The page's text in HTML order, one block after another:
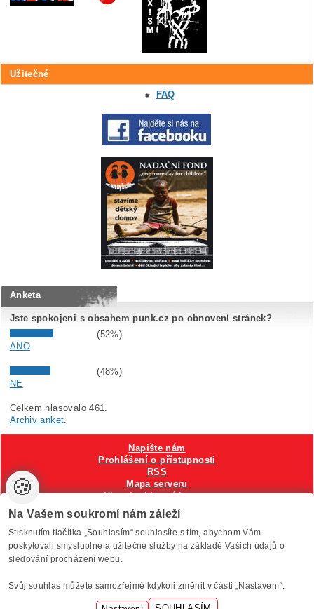
Užitečné
FAQ
Anketa
Jste spokojeni s obsahem punk.cz po obnovení stránek?
(52%)
ANO
(48%)
NE
Celkem hlasovalo 461.
Archiv anket.
VytvořiloAnawe , provozuje Anawe a Špína
Napište nám
Prohlášení o přístupnosti
RSS
Mapa serveru
Hlavni reklamní banner
Nastavení cookies
🍪
Na Vašem soukromí nám záleží
Stisknutím tlačítka „Souhlasím“ souhlasíte s tím, abychom Vám
poskytovali smysluplné a užitečné služby na základě Vašich údajů o
sledování procházení webu.
Svůj souhlas můžete samozřejmě kdykoli změnit v části „Nastavení“.